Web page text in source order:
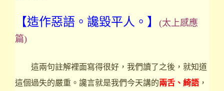
【造作惡語。讒毀平人。】
(太上感應
篇)
這兩句註解裡面寫得很好，我們讀了之後，就知道
這個過失的嚴重。讒言就是我們今天講的兩舌、綺語 ，